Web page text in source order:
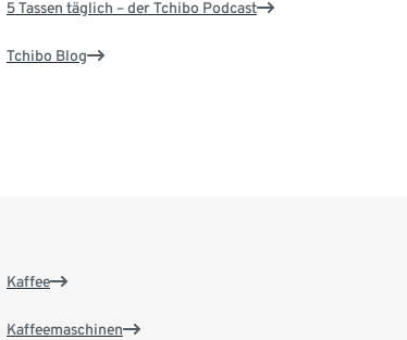
5 Tassen täglich – der Tchibo Podcast
Tchibo Blog
Kaffee
Kaffeemaschinen